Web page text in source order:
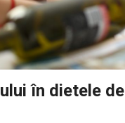
în dietele de